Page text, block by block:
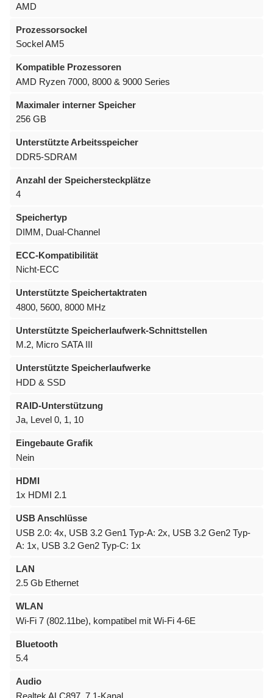
AMD
Prozessorsockel
Sockel AM5
Kompatible Prozessoren
AMD Ryzen 7000, 8000 & 9000 Series
Maximaler interner Speicher
256 GB
Unterstützte Arbeitsspeicher
DDR5-SDRAM
Anzahl der Speichersteckplätze
4
Speichertyp
DIMM, Dual-Channel
ECC-Kompatibilität
Nicht-ECC
Unterstützte Speichertaktraten
4800, 5600, 8000 MHz
Unterstützte Speicherlaufwerk-Schnittstellen
M.2, Micro SATA III
Unterstützte Speicherlaufwerke
HDD & SSD
RAID-Unterstützung
Ja, Level 0, 1, 10
Eingebaute Grafik
Nein
HDMI
1x HDMI 2.1
USB Anschlüsse
USB 2.0: 4x, USB 3.2 Gen1 Typ-A: 2x, USB 3.2 Gen2 Typ-
A: 1x, USB 3.2 Gen2 Typ-C: 1x
LAN
2.5 Gb Ethernet
WLAN
Wi-Fi 7 (802.11be), kompatibel mit Wi-Fi 4-6E
Bluetooth
5.4
Audio
Realtek ALC897, 7.1-Kanal